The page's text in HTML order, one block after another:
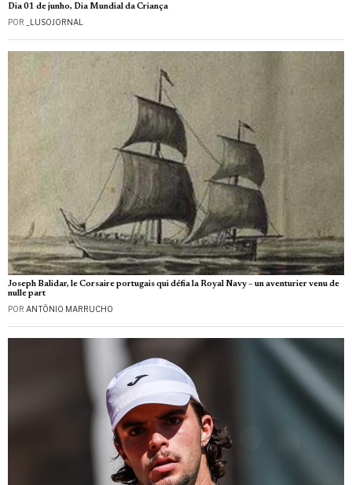
Dia 01 de junho, Dia Mundial da Criança
POR _LUSOJORNAL
Joseph Balidar, le Corsaire portugais qui défia la Royal Navy – un aventurier venu de
nulle part
POR ANTÓNIO MARRUCHO